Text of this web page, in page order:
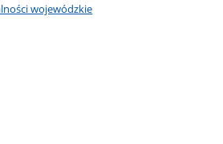
wojewódzkie